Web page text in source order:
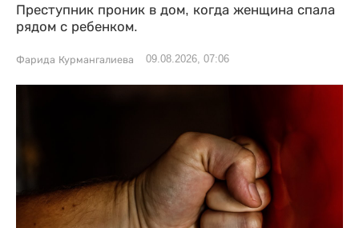
Преступник проник в дом, когда женщина спала
рядом с ребенком.
Фарида Курмангалиева 09.08.2026, 07:06